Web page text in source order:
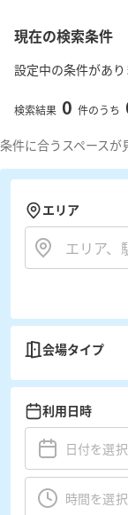
現在の検索条件
設定中の条件があ
検索結果 0 件のうち
条件に合うスペースが
エリア
会場タイプ
利用日時